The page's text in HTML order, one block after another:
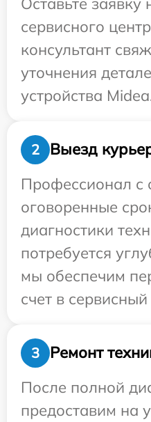
сервисного
консультант
уточнения
устройства
2
Выезд
Профессионал с
оговоренные
диагностики
потребуется
мы обеспечим
счет в
3
Ремонт
После полной
предоставим на